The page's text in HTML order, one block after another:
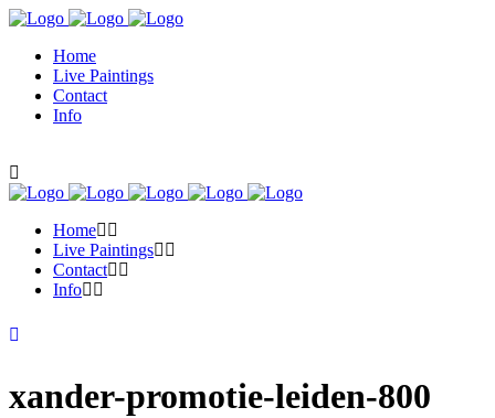
Home
Live Paintings
Contact
Info
Home
Live Paintings
Contact
Info
xander-promotie-leiden-800